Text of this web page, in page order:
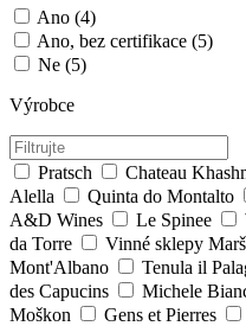
Ano (4)
Ano, bez certifikace (5)
Ne (5)
Výrobce
Pratsch Chateau
Alella
Quinta do Montalto
A&D Wines
Le Spinee
da Torre
Vinné sklepy
Mont'Albano
Tenula il
des Capucins
Michele
Moškon
Gens et Pierres